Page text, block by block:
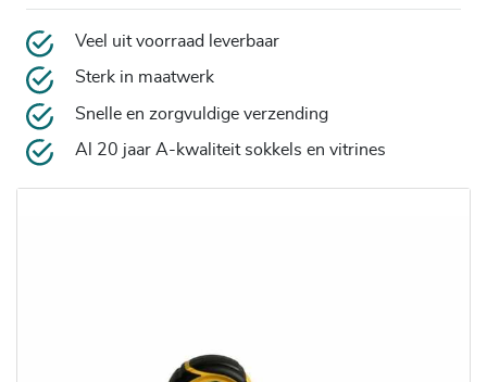
Veel uit voorraad leverbaar
Sterk in maatwerk
Snelle en zorgvuldige verzending
Al 20 jaar A-kwaliteit sokkels en vitrines